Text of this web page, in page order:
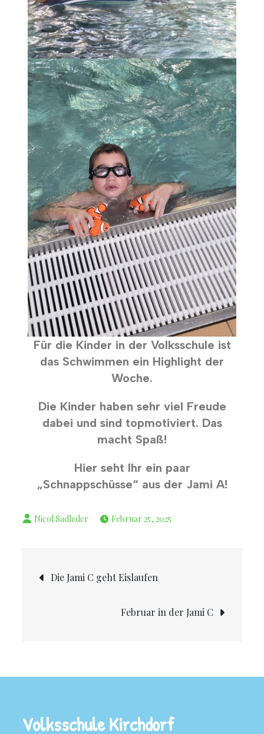
Für die Kinder in der Volksschule ist
das Schwimmen ein Highlight der
Woche.
Die Kinder haben sehr viel Freude
dabei und sind topmotiviert. Das
macht Spaß!
Hier seht Ihr ein paar
„Schnappschüsse“ aus der Jami A!
Februar 25, 2025
Die Jami C geht Eislaufen
Februar in der Jami C
Volksschule Kirchdorf